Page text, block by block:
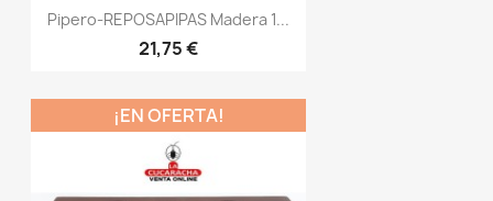
Pipero-REPOSAPIPAS Madera 1...
21,75 €
¡EN OFERTA!